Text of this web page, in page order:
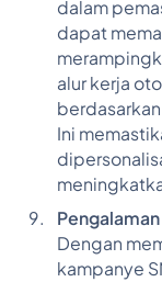
dalam
dapat
alur kerja
Ini
Dengan
kampanye